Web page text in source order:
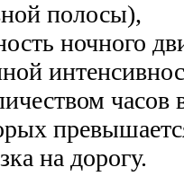
полосы),
ночного
часов
на дорогу.